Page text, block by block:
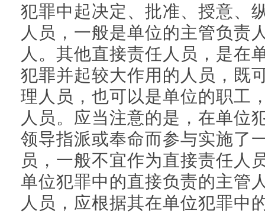
犯罪中起决定、批准、授意、
人员，一般是单位的主管负责
人。其他直接责任人员，是在
犯罪并起较大作用的人员，既
理人员，也可以是单位的职工
人员。应当注意的是，在单位
领导指派或奉命而参与实施了
员，一般不宜作为直接责任人
单位犯罪中的直接负责的主管
人员，应根据其在单位犯罪中